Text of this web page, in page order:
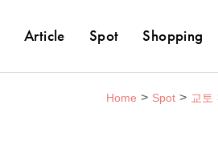
Article Spot Shopping
Home Spot 교토